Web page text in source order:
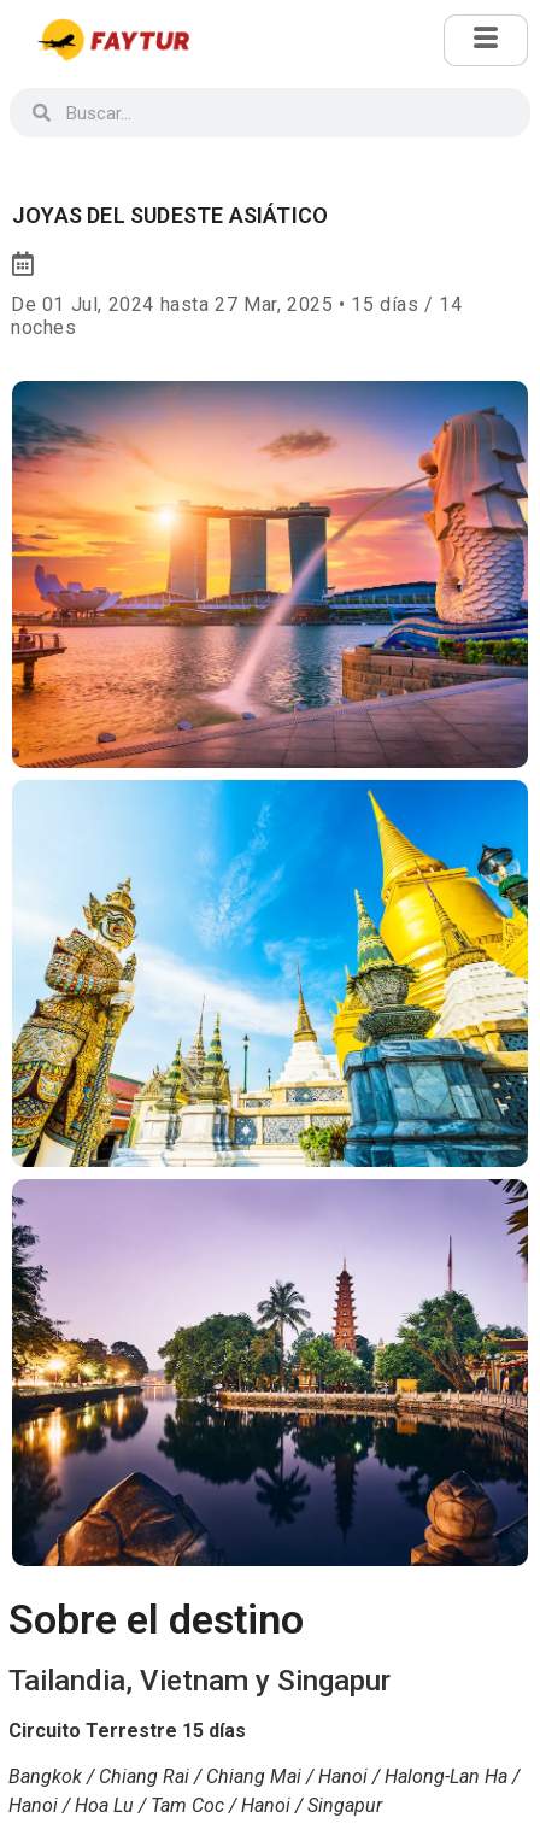
JOYAS DEL SUDESTE ASIÁTICO
De 01 Jul, 2024 hasta 27 Mar, 2025 • 15 días / 14
noches
Sobre el destino
Tailandia, Vietnam y Singapur
Circuito Terrestre 15 días
Bangkok / Chiang Rai / Chiang Mai / Hanoi / Halong-Lan Ha /
Hanoi / Hoa Lu / Tam Coc / Hanoi / Singapur